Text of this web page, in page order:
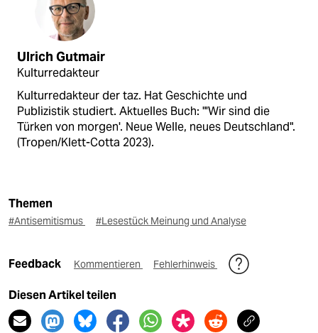
Ulrich Gutmair
Kulturredakteur
Kulturredakteur der taz. Hat Geschichte und
Publizistik studiert. Aktuelles Buch: "'Wir sind die
Türken von morgen'. Neue Welle, neues Deutschland".
(Tropen/Klett-Cotta 2023).
Themen
#Antisemitismus #Lesestück Meinung und Analyse
Feedback Kommentieren Fehlerhinweis
Diesen Artikel teilen